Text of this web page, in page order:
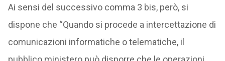
Ai sensi del successivo comma 3 bis, però, si
dispone che “Quando si procede a intercettazione di
comunicazioni informatiche o telematiche, il